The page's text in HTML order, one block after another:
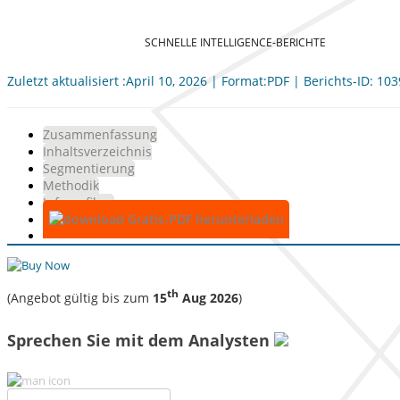
SCHNELLE INTELLIGENCE-BERICHTE
Zuletzt aktualisiert :April 10, 2026 | Format:PDF | Berichts-ID:
Zusammenfassung
Inhaltsverzeichnis
Segmentierung
Methodik
Infografiken
Gratis-PDF herunterladen
(Angebot gültig bis zum 15th Aug 2026)
Sprechen Sie mit dem Analysten